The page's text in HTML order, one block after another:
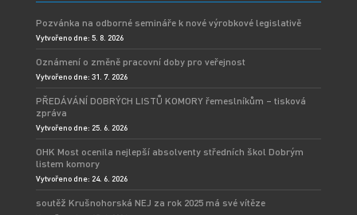
Pozvánka na odborné semináře k nové výrobkové legislativě
Vytvořeno dne: 5. 8. 2026
Oznámení o změně pracovní doby pro veřejnost
Vytvořeno dne: 31. 7. 2026
PŘEDÁVÁNÍ DOBRÝCH LISTŮ KOMORY řemeslníkům – tisková
zpráva
Vytvořeno dne: 25. 6. 2026
OHK Most ocenila nejlepší absolventy středních škol Dobrým
listem komory
Vytvořeno dne: 24. 6. 2026
soutěž Krušnohorská NEJ za rok 2025 má své vítěze